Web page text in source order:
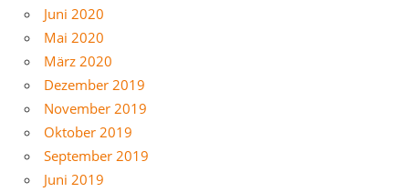
Juni 2020
Mai 2020
März 2020
Dezember 2019
November 2019
Oktober 2019
September 2019
Juni 2019